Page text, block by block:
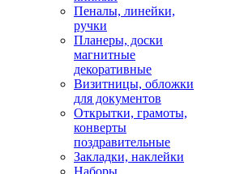
Пеналы, линейки,
ручки
Планеры, доски
магнитные
декоративные
Визитницы, обложки
для документов
Открытки, грамоты,
конверты
поздравительные
Закладки, наклейки
Наборы